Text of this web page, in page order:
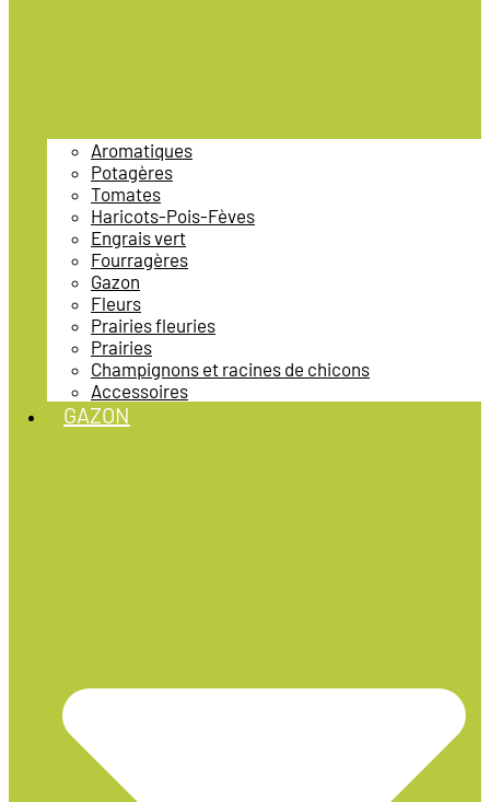
Aromatiques
Potagères
Tomates
Haricots-Pois-Fèves
Engrais vert
Fourragères
Gazon
Fleurs
Prairies fleuries
Prairies
Champignons et racines de chicons
Accessoires
GAZON